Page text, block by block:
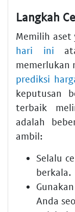
Langkah
Memilih
hari ini
memerlukan
prediksi
keputusan
terbaik
adalah
ambil:
Selalu
berkala.
Anda